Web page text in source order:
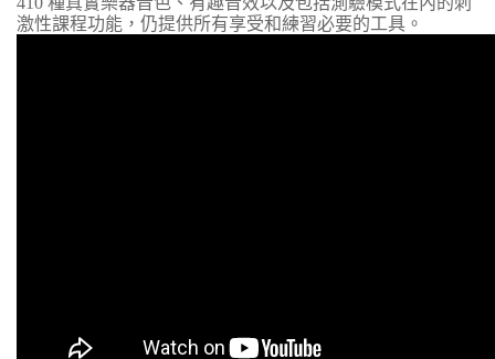
激性課程功能，仍提供所有享受和練習必要的工具。